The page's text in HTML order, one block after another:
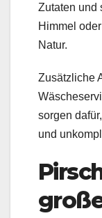
Zutaten und
Himmel
Natur.
Zusätzliche
sorgen
und